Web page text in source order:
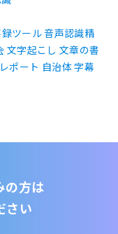
ツール音声認識精
文字起こし 文章の書
ポート 自治体字幕
の方は
さい